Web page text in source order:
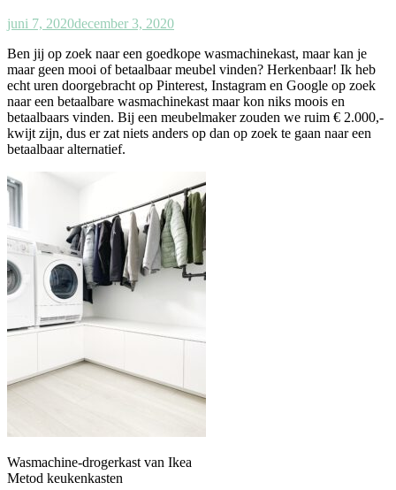
juni 7, 2020december 3, 2020
Ben jij op zoek naar een goedkope wasmachinekast, maar kan je
maar geen mooi of betaalbaar meubel vinden? Herkenbaar! Ik heb
echt uren doorgebracht op Pinterest, Instagram en Google op zoek
naar een betaalbare wasmachinekast maar kon niks moois en
betaalbaars vinden. Bij een meubelmaker zouden we ruim € 2.000,-
kwijt zijn, dus er zat niets anders op dan op zoek te gaan naar een
betaalbaar alternatief.
Wasmachine-drogerkast van Ikea
Metod keukenkasten